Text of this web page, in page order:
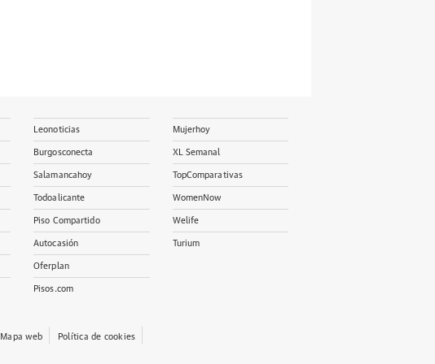
Leonoticias
Burgosconecta
Salamancahoy
Todoalicante
Piso Compartido
Autocasión
Oferplan
Pisos.com
Mujerhoy
XL Semanal
TopComparativas
WomenNow
Welife
Turium
Mapa web Política de cookies